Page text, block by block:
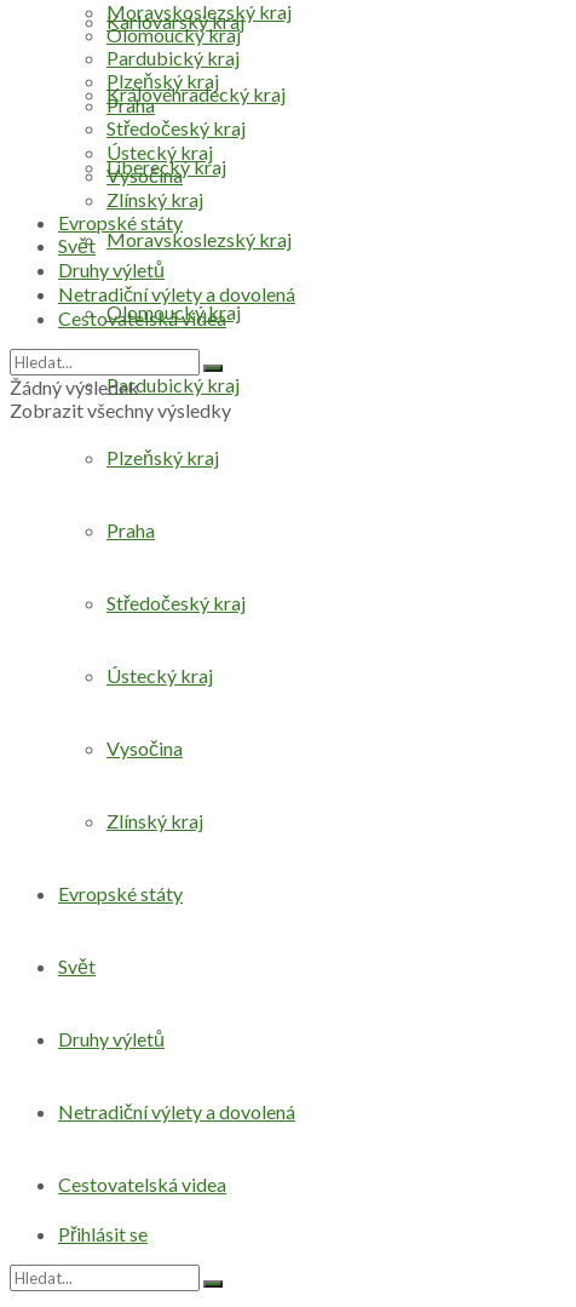
Přihlásit se
Karlovarský kraj
Královéhradecký kraj
Liberecký kraj
Moravskoslezský kraj
Olomoucký kraj
Pardubický kraj
Plzeňský kraj
Praha
Středočeský kraj
Ústecký kraj
Vysočina
Zlínský kraj
Evropské státy
Svět
Druhy výletů
Netradiční výlety a dovolená
Cestovatelská videa
Moravskoslezský kraj
Olomoucký kraj
Pardubický kraj
Plzeňský kraj
Praha
Středočeský kraj
Ústecký kraj
Vysočina
Zlínský kraj
Evropské státy
Svět
Druhy výletů
Netradiční výlety a dovolená
Cestovatelská videa
Žádný výsledek
Zobrazit všechny výsledky